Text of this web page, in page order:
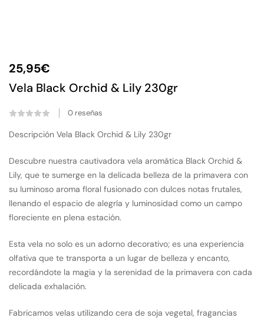
25,95€
Vela Black Orchid & Lily 230gr
0 reseñas
Descripción Vela Black Orchid & Lily 230gr
Descubre nuestra cautivadora vela aromática Black Orchid &
Lily, que te sumerge en la delicada belleza de la primavera con
su luminoso aroma floral fusionado con dulces notas frutales,
llenando el espacio de alegría y luminosidad como un campo
floreciente en plena estación.
Esta vela no solo es un adorno decorativo; es una experiencia
olfativa que te transporta a un lugar de belleza y encanto,
recordándote la magia y la serenidad de la primavera con cada
delicada exhalación.
Fabricamos velas utilizando cera de soja vegetal, fragancias